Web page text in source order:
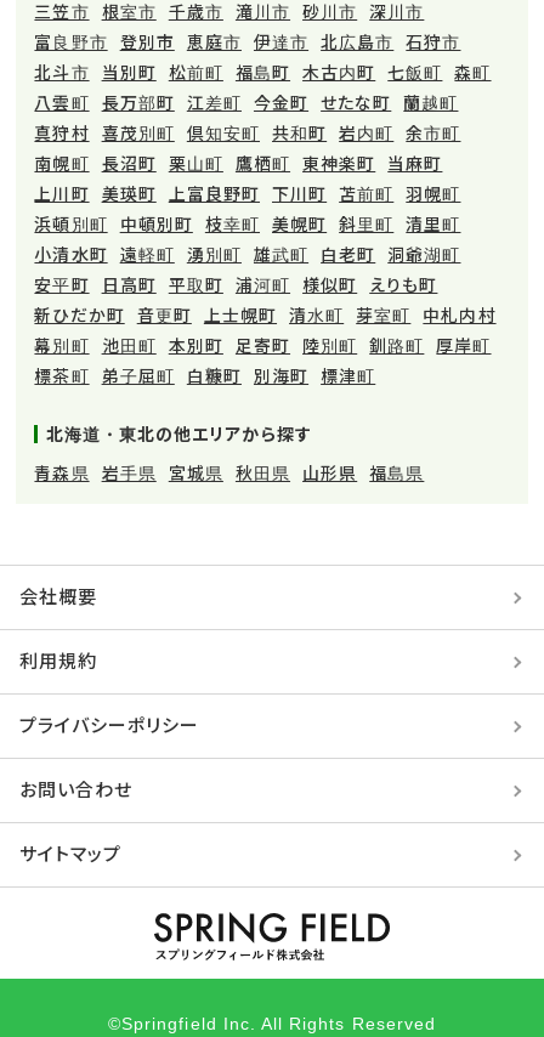
三笠市
根室市 千歳市 滝川市 砂川市
深川市
富良野市
登別市 恵庭市 伊達市 北広島市
石狩市
北斗市
当別町 松前町 福島町 木古内町 七飯町
森町
八雲町
長万部町 江差町 今金町 せたな町
蘭越町
真狩村
喜茂別町 倶知安町 共和町 岩内町
余市町
南幌町
長沼町 栗山町 鷹栖町 東神楽町
当麻町
上川町
美瑛町 上富良野町 下川町 苫前町
羽幌町
浜頓別町
中頓別町 枝幸町 美幌町 斜里町
清里町
小清水町
遠軽町 湧別町 雄武町 白老町
洞爺湖町
安平町
日高町 平取町 浦河町 様似町
えりも町
新ひだか町
音更町 上士幌町 清水町 芽室町
中札内村
幕別町
池田町 本別町 足寄町 陸別町 釧路町
厚岸町
標茶町
弟子屈町 白糠町 別海町 標津町
北海道・東北の他エリアから探す
青森県
岩手県 宮城県 秋田県 山形県 福島県
会社概要
利用規約
プライバシーポリシー
お問い合わせ
サイトマップ
©Springfield Inc. All Rights Reserved